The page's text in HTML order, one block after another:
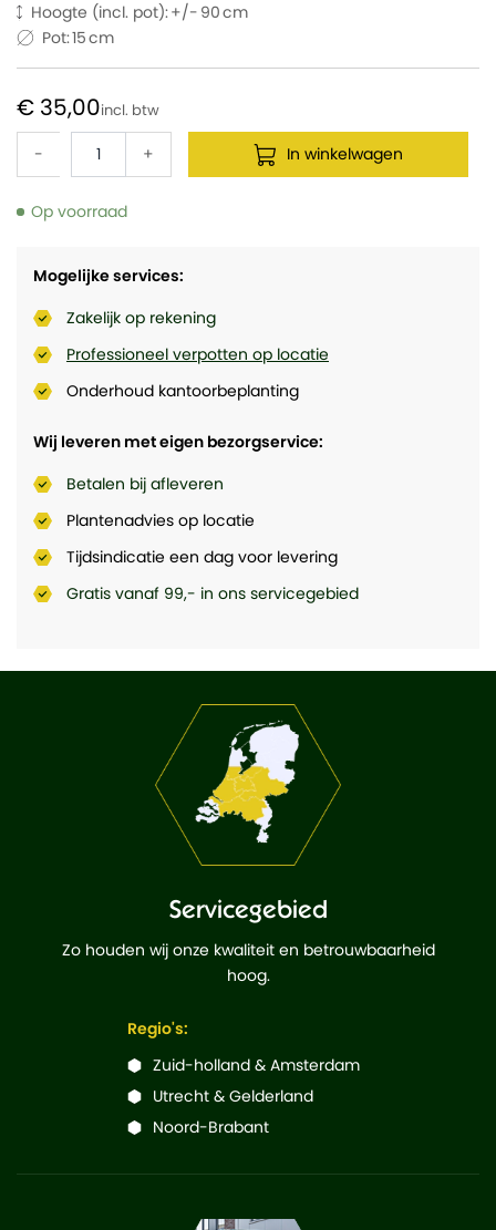
Hoogte (incl. pot):
90
Pot:15
Mogelijke services:
Zakelijk op rekening
Professioneel verpotten op locatie
Onderhoud kantoorbeplanting
Wij leveren met eigen bezorgservice:
Betalen bij afleveren
Plantenadvies op locatie
Tijdsindicatie een dag voor levering
Gratis vanaf 99,- in ons servicegebied
€ 35,00
- + In winkelwagen
Op voorraad
Servicegebied
Zo houden wij onze kwaliteit en betrouwbaarheid
hoog.
Regio's:
Zuid-holland & Amsterdam
Utrecht & Gelderland
Noord-Brabant